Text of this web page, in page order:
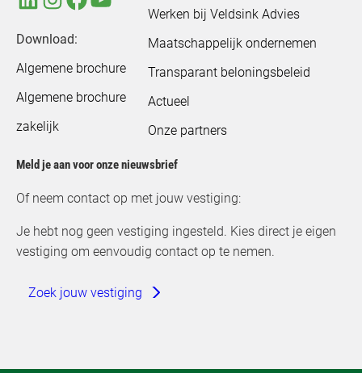
Download:
Algemene brochure
Algemene brochure
zakelijk
Werken bij Veldsink Advies
Maatschappelijk ondernemen
Transparant beloningsbeleid
Actueel
Onze partners
Meld je aan voor onze nieuwsbrief
Of neem contact op met jouw vestiging:
Je hebt nog geen vestiging ingesteld. Kies direct je eigen
vestiging om eenvoudig contact op te nemen.
Zoek jouw vestiging